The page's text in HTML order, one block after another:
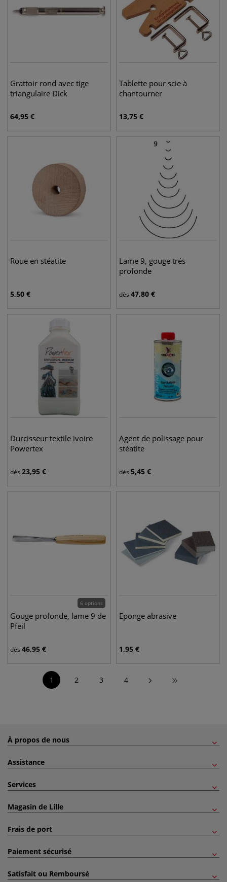
Grattoir rond avec tige
triangulaire Dick
64,95 €
Tablette pour scie à
chantourner
13,75 €
Roue en stéatite
5,50 €
Lame 9, gouge trés
profonde
dès 47,80 €
Durcisseur textile ivoire
Powertex
dès 23,95 €
Agent de polissage pour
stéatite
dès 5,45 €
6 options
Gouge profonde, lame 9 de
Pfeil
dès 46,95 €
Eponge abrasive
1,95 €
1 2 3 4
À propos de nous
Assistance
Services
Magasin de Lille
Frais de port
Paiement sécurisé
Satisfait ou Remboursé